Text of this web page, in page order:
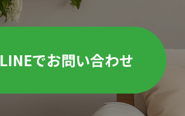
LINEでお問い合わせ